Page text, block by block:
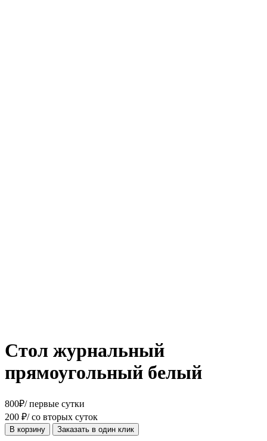
Стол журнальный
прямоугольный белый
800₽/ первые сутки
200 ₽/ со вторых суток
В корзину Заказать в один клик